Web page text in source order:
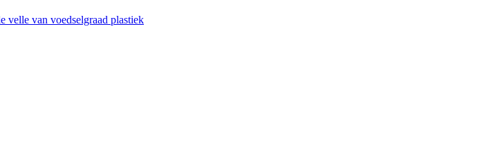
velle van voedselgraad plastiek